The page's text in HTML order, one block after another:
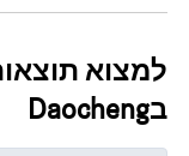
למצוא
בDaocheng